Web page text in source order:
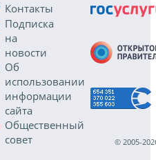
Контакты
Подписка
на
новости
Об
использовании
информации
сайта
Общественный
совет
© 2005-